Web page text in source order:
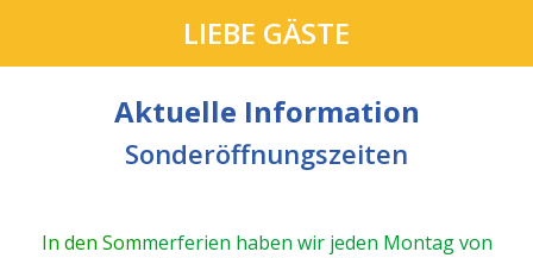
LIEBE GÄSTE
Aktuelle Information
Sonderöffnungszeiten
In den Sommerferien haben wir jeden Montag von